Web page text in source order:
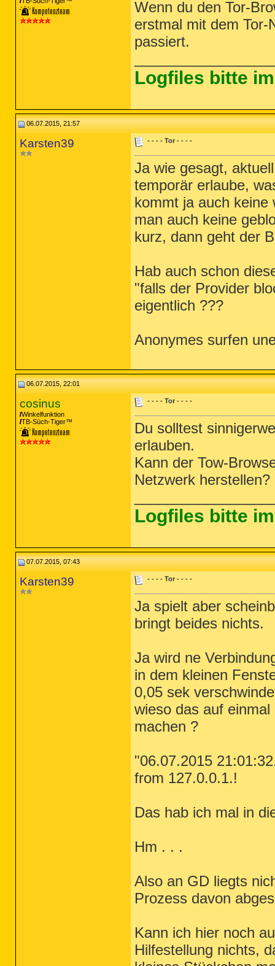
Wenn du den Tor-
erstmal mit dem
passiert.
Logfiles bitte
06.07.2015, 21:57
Karsten39 - - - - Tor - - - -
Ja wie gesagt,
temporär erlaube,
kommt ja auch keine
man auch keine
kurz, dann geht der
Hab auch schon
"falls der Provider
eigentlich ???
Anonymes surfen
06.07.2015, 22:01
cosinus
Winkelfunktion
TB-Süch-Tiger™
- - - - Tor - - - -
Du solltest
erlauben.
Kann der Tow-
Netzwerk herstellen?
Logfiles bitte
07.07.2015, 07:43
Karsten39 - - - - Tor - - - -
Ja spielt aber
bringt beides nichts.
Ja wird ne
in dem kleinen
0,05 sek
wieso das auf
machen ?
"06.07.2015
from 127.0.0.1.!
Das hab ich mal in
Hm . . .
Also an GD liegts
Prozess davon
Kann ich hier noch
Hilfestellung nichts,